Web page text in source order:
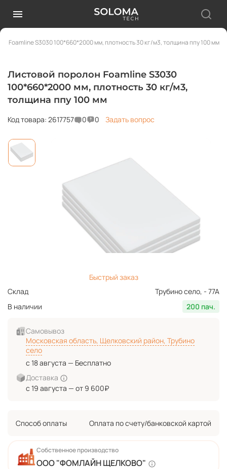
Foamline S3030 100*660*2000 мм, плотность 30 кг/м3, толщина ппу 100 мм
Листовой поролон Foamline S3030
100*660*2000 мм, плотность 30 кг/м3,
толщина ппу 100 мм
Код товара: 2617757 0 0 Задать вопрос
Собственное производство
ООО "ФОМЛАЙН ЩЕЛКОВО"
Быстрый заказ
Склад
Трубино село, - 77А
В наличии
200 пач.
Самовывоз
Московская область, Щелковский район, Трубино
село
с 18 августа — Бесплатно
Доставка
с 19 августа — от 9 600₽
Способ оплаты Оплата по счету/банковской картой